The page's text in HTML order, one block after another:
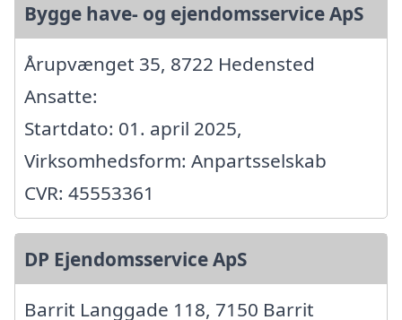
Bygge have- og ejendomsservice ApS
Årupvænget 35, 8722 Hedensted
Ansatte:
Startdato: 01. april 2025,
Virksomhedsform: Anpartsselskab
CVR: 45553361
DP Ejendomsservice ApS
Barrit Langgade 118, 7150 Barrit